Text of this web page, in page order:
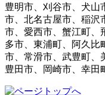
豊明市、刈谷市、犬山
市、北名古屋市、稲沢
市、愛西市、蟹江町、
多市、東浦町、阿久比
市、常滑市、武豊町、
豊田市、岡崎市、幸田